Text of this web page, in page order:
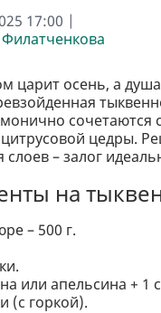
17:00 |
царит осень, а
цедры.
слоев – залог
на
– 500 г.
или апельсина + 1
(с горкой).